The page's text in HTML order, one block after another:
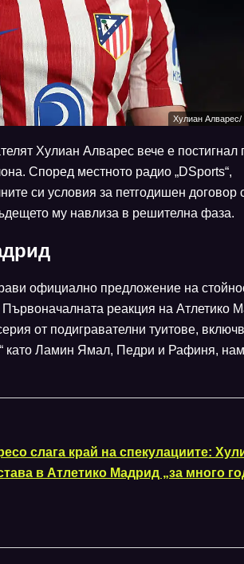
Хулиан Алварес/
Хулиан Алварес вече е постигнал
Според местното радио „DSports“,
си условия за петгодишен договор
му навлиза в решителна фаза.
официално предложение на
реакция на Атлетико
от подигравателни туитове,
като Ламин Ямал, Педри и Рафиня,
слага край на спекулациите:
в Атлетико Мадрид „за много